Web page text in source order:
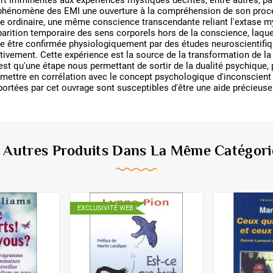
des EMI une ouverture à la compréhension de son
ordinaire, une même conscience transcendante reliant l'extase
temporaire des sens corporels hors de la conscience,
être confirmée physiologiquement par des études
Cette expérience est la source de la transformation de
qu'une étape nous permettant de sortir de la dualité
en corrélation avec le concept psychologique
par cet ouvrage sont susceptibles d'être une aide
Autres Produits Dans La Même
EXCLUSIVITÉ WEB !